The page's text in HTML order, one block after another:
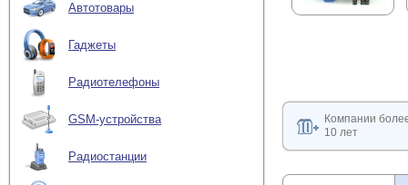
Автотовары
Гаджеты
Радиотелефоны
GSM-устройства
Радиостанции
Компании
10 лет